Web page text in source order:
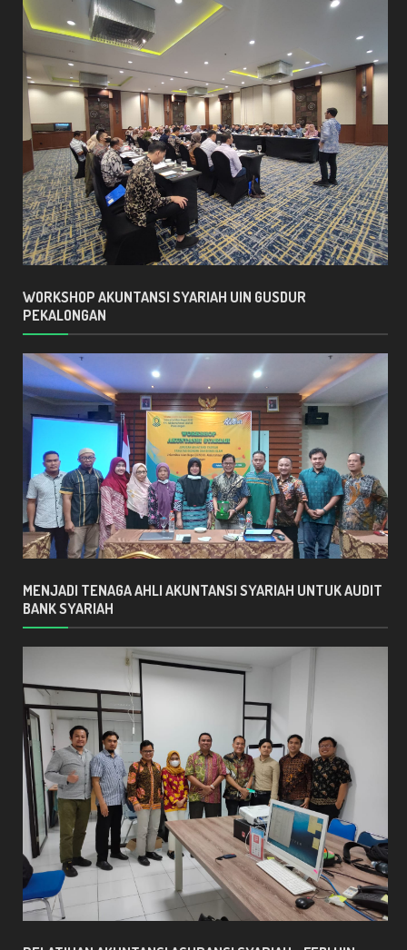
WORKSHOP AKUNTANSI SYARIAH UIN GUSDUR
PEKALONGAN
MENJADI TENAGA AHLI AKUNTANSI SYARIAH UNTUK AUDIT
BANK SYARIAH